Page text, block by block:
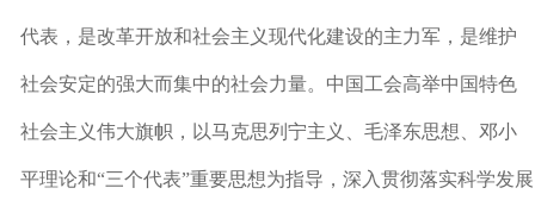
代表，是改革开放和社会主义现代化建设的主力军，是维护
社会安定的强大而集中的社会力量。中国工会高举中国特色
社会主义伟大旗帜，以马克思列宁主义、毛泽东思想、邓小
平理论和“三个代表”重要思想为指导，深入贯彻落实科学发展